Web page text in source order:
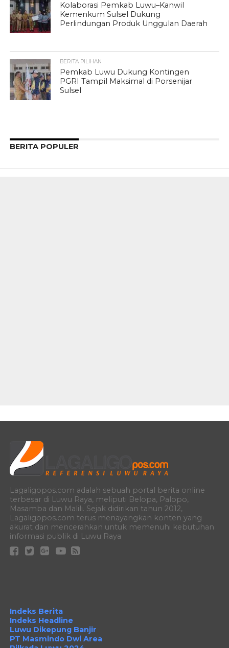
Kolaborasi Pemkab Luwu–Kanwil
Kemenkum Sulsel Dukung
Perlindungan Produk Unggulan Daerah
BERITA PILIHAN
Pemkab Luwu Dukung Kontingen
PGRI Tampil Maksimal di Porsenijar
Sulsel
BERITA POPULER
Lagaligopos.com adalah sebuah portal berita online
terbesar di Luwu Raya, meliputi Belopa, Palopo,
Masamba dan Malili. Sejak didirikan tahun 2012,
Lagaligopos.com terus menayangkan konten yang
akurat dan mencerahkan untuk memenuhi kebutuhan
informasi publik di Luwu Raya
Indeks Berita
Indeks Headline
Luwu Dikepung Banjir
PT Masmindo Dwi Area